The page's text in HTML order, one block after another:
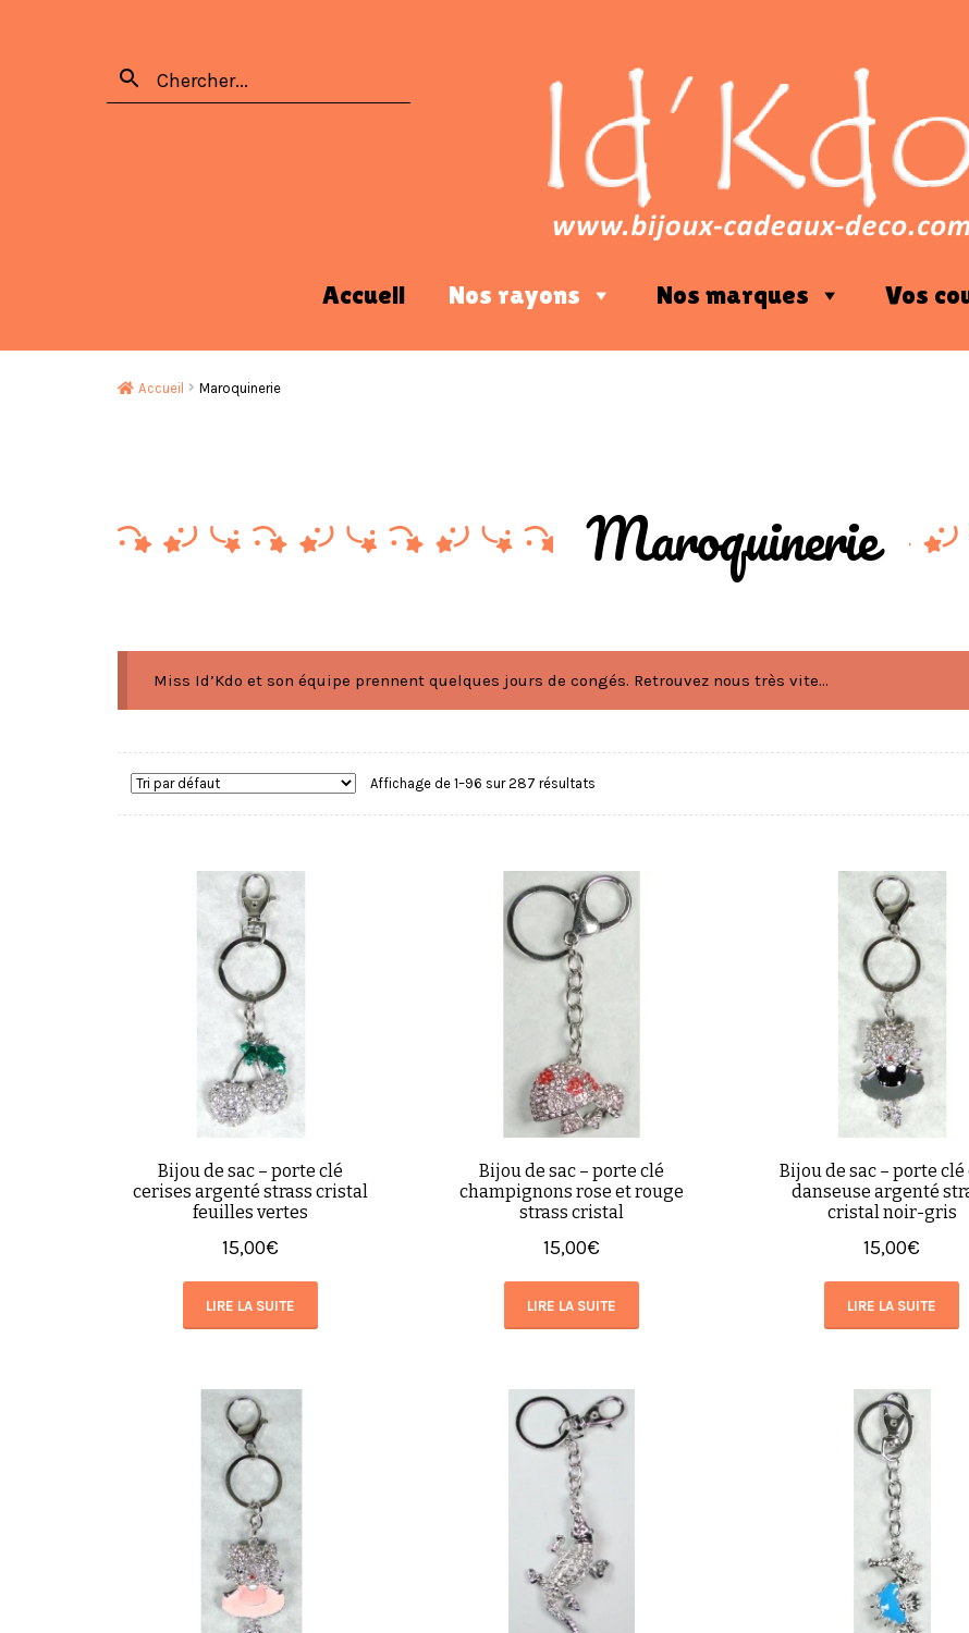
Accueil Nos rayons Nos marques Vos
Accueil Maroquinerie
Maroquinerie
Miss Id’Kdo et son équipe prennent quelques jours de congés. Retrouvez nous très vite...
Affichage de 1–96 sur 287 résultats
Bijou de sac – porte clé
cerises argenté strass cristal
feuilles vertes
15,00€
LIRE LA SUITE
Bijou de sac – porte clé
champignons rose et rouge
strass cristal
15,00€
LIRE LA SUITE
Bijou de sac – porte
danseuse argenté
cristal noir-gris
15,00€
LIRE LA SUITE